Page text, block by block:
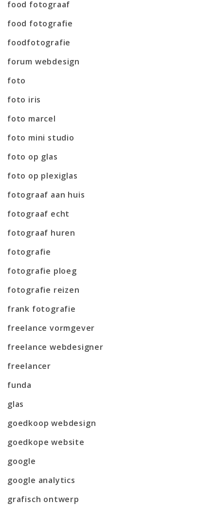
food fotograaf
food fotografie
foodfotografie
forum webdesign
foto
foto iris
foto marcel
foto mini studio
foto op glas
foto op plexiglas
fotograaf aan huis
fotograaf echt
fotograaf huren
fotografie
fotografie ploeg
fotografie reizen
frank fotografie
freelance vormgever
freelance webdesigner
freelancer
funda
glas
goedkoop webdesign
goedkope website
google
google analytics
grafisch ontwerp